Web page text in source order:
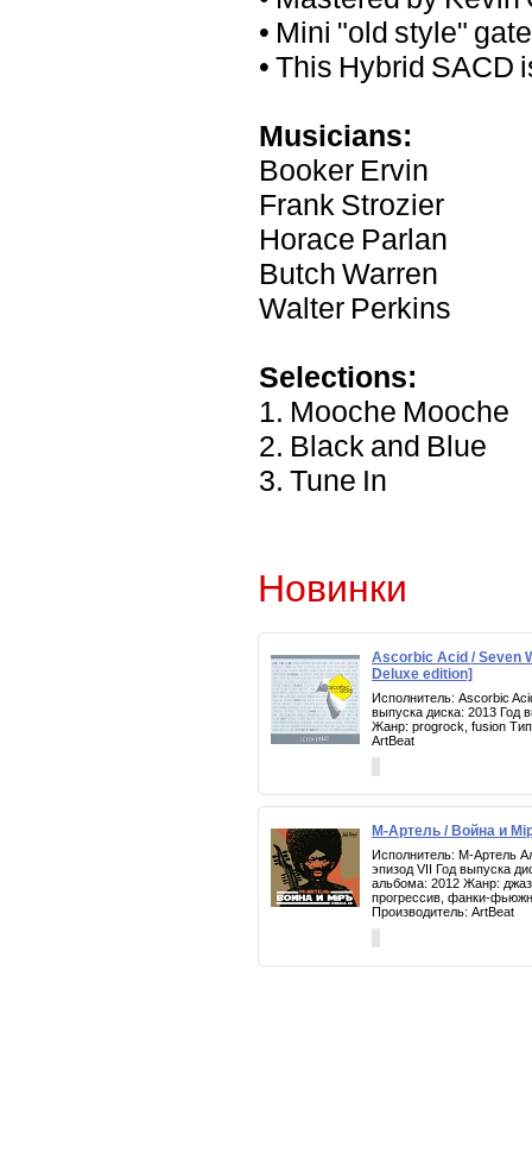
• Mini "old style"
• This Hybrid SACD
Musicians:
Booker Ervin
Frank Strozier
Horace Parlan
Butch Warren
Walter Perkins
Selections:
1. Mooche Mooche
2. Black and Blue
3. Tune In
Новинки
Ascorbic Acid / Seven
Deluxe edition]
Исполнитель: Ascorbic
выпуска диска: 2013 Год
Жанр: progrock, fusion
ArtBeat
М-Артель / Война и
Исполнитель: М-Артель
эпизод VII Год выпуска
альбома: 2012 Жанр:
прогрессив, фанки-
Производитель: ArtBeat